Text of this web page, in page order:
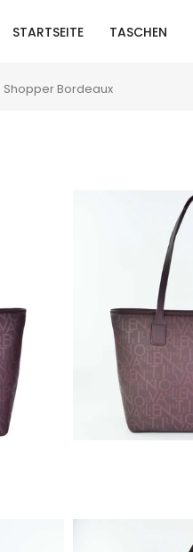
STARTSEITE TASCHEN
Shopper Bordeaux